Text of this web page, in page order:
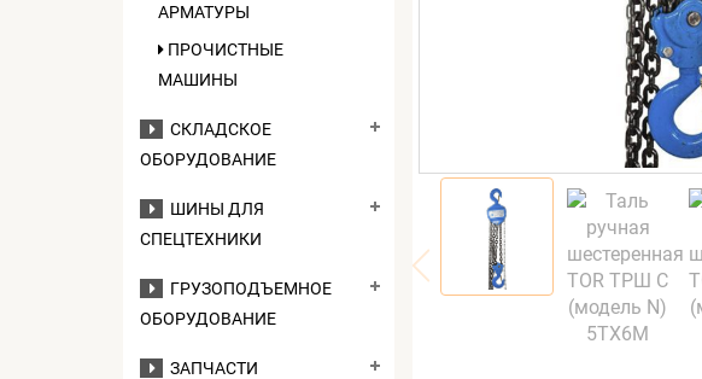
АРМАТУРЫ
ПРОЧИСТНЫЕ
МАШИНЫ
СКЛАДСКОЕ
ОБОРУДОВАНИЕ
ШИНЫ ДЛЯ
СПЕЦТЕХНИКИ
ГРУЗОПОДЪЕМНОЕ
ОБОРУДОВАНИЕ
ЗАПЧАСТИ